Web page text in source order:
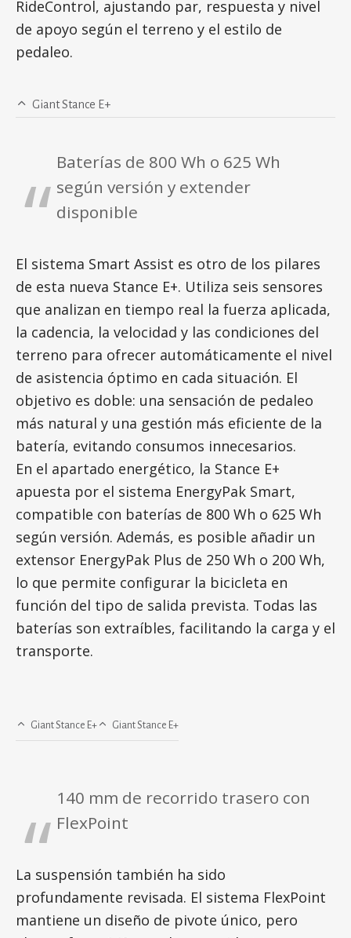
RideControl, ajustando par, respuesta y nivel
de apoyo según el terreno y el estilo de
pedaleo.
Giant Stance E+
Baterías de 800 Wh o 625 Wh
según versión y extender
disponible
El sistema Smart Assist es otro de los pilares
de esta nueva Stance E+. Utiliza seis sensores
que analizan en tiempo real la fuerza aplicada,
la cadencia, la velocidad y las condiciones del
terreno para ofrecer automáticamente el nivel
de asistencia óptimo en cada situación. El
objetivo es doble: una sensación de pedaleo
más natural y una gestión más eficiente de la
batería, evitando consumos innecesarios.
En el apartado energético, la Stance E+
apuesta por el sistema EnergyPak Smart,
compatible con baterías de 800 Wh o 625 Wh
según versión. Además, es posible añadir un
extensor EnergyPak Plus de 250 Wh o 200 Wh,
lo que permite configurar la bicicleta en
función del tipo de salida prevista. Todas las
baterías son extraíbles, facilitando la carga y el
transporte.
Giant Stance E+ Giant Stance E+
140 mm de recorrido trasero con
FlexPoint
La suspensión también ha sido
profundamente revisada. El sistema FlexPoint
mantiene un diseño de pivote único, pero